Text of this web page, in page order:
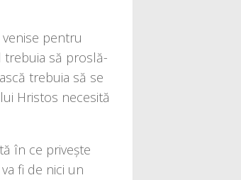
pen­tru
tre­bu­ia să pro­slă­
tre­bu­ia să se
Hristos nece­si­tă
în ce pri­veș­te
fi de nici un